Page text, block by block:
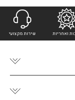
ואחריות שירות מקצועי